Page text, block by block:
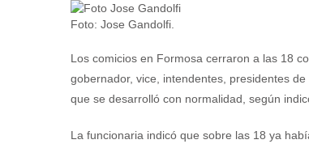
Foto: Jose Gandolfi.
Los comicios en Formosa cerraron a las 18
gobernador, vice, intendentes, presidentes
que se desarrolló con normalidad, según
La funcionaria indicó que sobre las 18 ya